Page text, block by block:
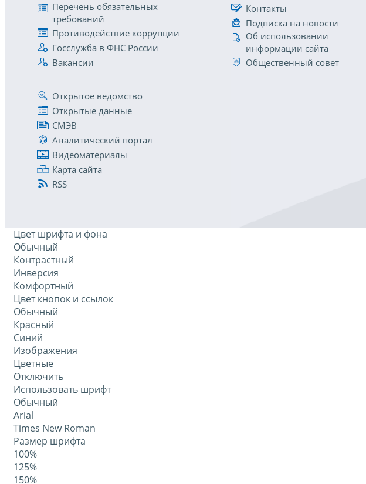
Перечень обязательных
требований
Противодействие коррупции
Госслужба в ФНС России
Вакансии
Контакты
Подписка на новости
Об использовании
информации сайта
Общественный совет
Открытое ведомство
Открытые данные
СМЭВ
Аналитический портал
Видеоматериалы
Карта сайта
RSS
Цвет шрифта и фона
Обычный
Контрастный
Инверсия
Комфортный
Цвет кнопок и ссылок
Обычный
Красный
Синий
Изображения
Цветные
Отключить
Использовать шрифт
Обычный
Arial
Times New Roman
Размер шрифта
100%
125%
150%